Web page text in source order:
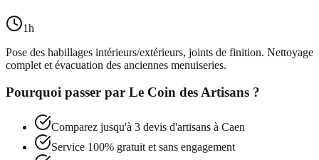
1h
Pose des habillages intérieurs/extérieurs, joints de finition. Nettoyage
complet et évacuation des anciennes menuiseries.
Pourquoi passer par Le Coin des Artisans ?
Comparez jusqu'à 3 devis d'artisans à Caen
Service 100% gratuit et sans engagement